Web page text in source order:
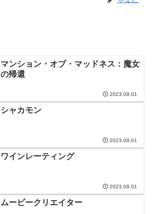
マンション・オブ・マッドネス：魔女
の帰還
2023.09.01
シャカモン
2023.09.01
ワインレーティング
2023.09.01
ムービークリエイター